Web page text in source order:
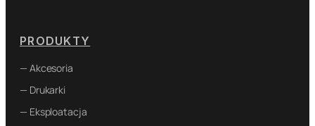
PRODUKTY
— Akcesoria
— Drukarki
— Eksploatacja